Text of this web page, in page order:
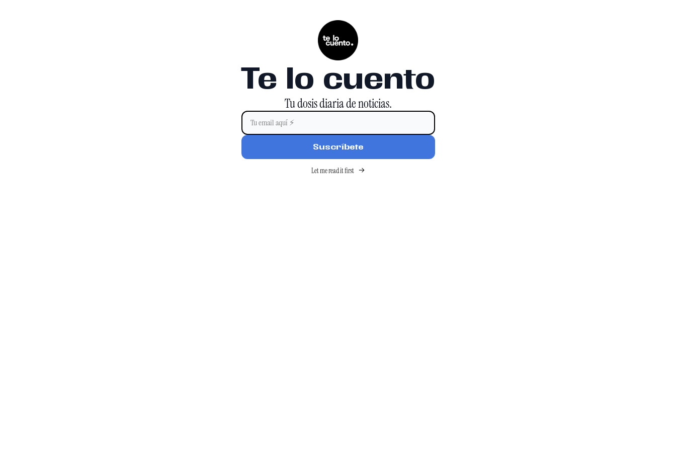
Te lo cuento
Tu dosis diaria de noticias.
Suscríbete
Let me read it first